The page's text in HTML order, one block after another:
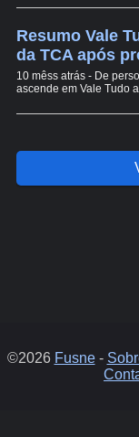
Resumo Vale
da TCA após
10 mêss atrás - De
ascende em Vale Tudo
©2026 Fusne-